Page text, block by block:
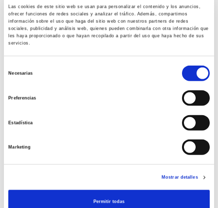
Las cookies de este sitio web se usan para personalizar el contenido y los anuncios,
ofrecer funciones de redes sociales y analizar el tráfico. Además, compartimos
información sobre el uso que haga del sitio web con nuestros partners de redes
sociales, publicidad y análisis web, quienes pueden combinarla con otra información que
les haya proporcionado o que hayan recopilado a partir del uso que haya hecho de sus
servicios.
Necesarias
Preferencias
Estadística
Marketing
Mostrar detalles
Permitir todas
SALUD GINECOLÓGICA
Miomas Uterinos, ¿qué son?
¿cómo afectan a la
tumoraciones benignas de la cavidad pélvica más
aproximadamente a un 60-70 % […]
Leer más >